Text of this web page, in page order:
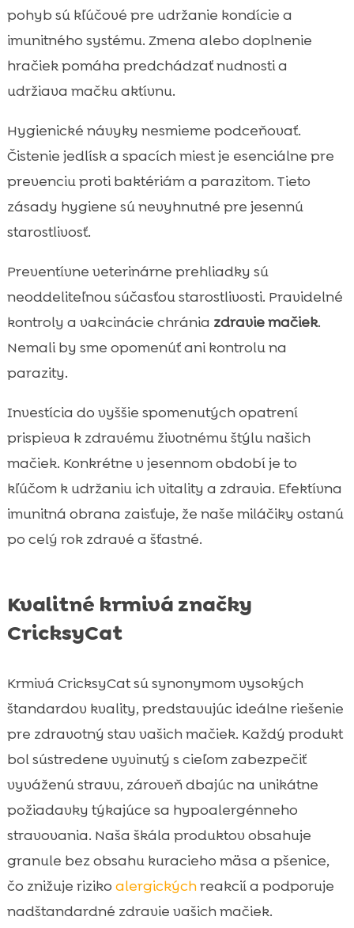
pohyb sú kľúčové pre udržanie kondície a
imunitného systému. Zmena alebo doplnenie
hračiek pomáha predchádzať nudnosti a
udržiava mačku aktívnu.
Hygienické návyky nesmieme podceňovať.
Čistenie jedlísk a spacích miest je esenciálne pre
prevenciu proti baktériám a parazitom. Tieto
zásady hygiene sú nevyhnutné pre jesennú
starostlivosť.
Preventívne veterinárne prehliadky sú
neoddeliteľnou súčasťou starostlivosti. Pravidelné
kontroly a vakcinácie chránia zdravie mačiek.
Nemali by sme opomenúť ani kontrolu na
parazity.
Investícia do vyššie spomenutých opatrení
prispieva k zdravému životnému štýlu našich
mačiek. Konkrétne v jesennom období je to
kľúčom k udržaniu ich vitality a zdravia. Efektívna
imunitná obrana zaisťuje, že naše miláčiky ostanú
po celý rok zdravé a šťastné.
Kvalitné krmivá značky
CricksyCat
Krmivá CricksyCat sú synonymom vysokých
štandardov kvality, predstavujúc ideálne riešenie
pre zdravotný stav vašich mačiek. Každý produkt
bol sústredene vyvinutý s cieľom zabezpečiť
vyváženú stravu, zároveň dbajúc na unikátne
požiadavky týkajúce sa hypoalergénneho
stravovania. Naša škála produktov obsahuje
granule bez obsahu kuracieho mäsa a pšenice,
čo znižuje riziko alergickýchreakcií a podporuje
nadštandardné zdravie vašich mačiek.